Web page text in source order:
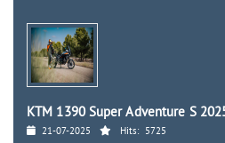
KTM 1390 Super Adventure S
21-07-2025 Hits: 5725